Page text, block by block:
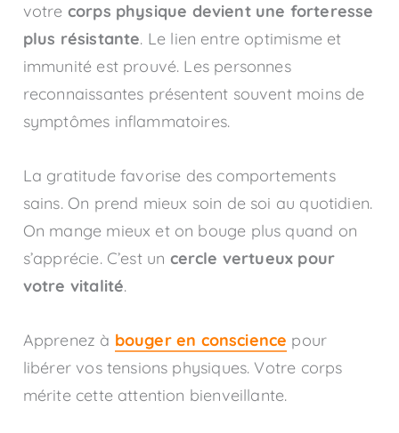
votre corps physique devient une forteresse
plus résistante. Le lien entre optimisme et
immunité est prouvé. Les personnes
reconnaissantes présentent souvent moins de
symptômes inflammatoires.
La gratitude favorise des comportements
sains. On prend mieux soin de soi au quotidien.
On mange mieux et on bouge plus quand on
s’apprécie. C’est un cercle vertueux pour
votre vitalité.
Apprenez à bouger en conscience pour
libérer vos tensions physiques. Votre corps
mérite cette attention bienveillante.